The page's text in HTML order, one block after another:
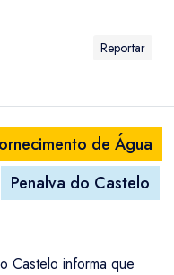
Reportar
de Água
Penalva do Castelo
Castelo informa que